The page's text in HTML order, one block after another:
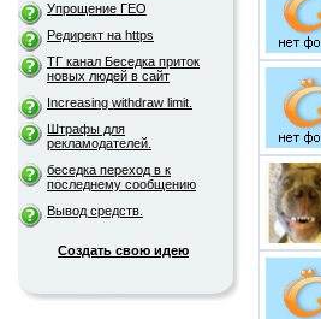
Упрощение ГЕО
Редирект на https
ТГ канал Беседка приток
новых людей в сайт
Increasing withdraw limit.
Штрафы для
рекламодателей.
беседка переход в к
последнему сообщению
Вывод средств.
Создать свою идею